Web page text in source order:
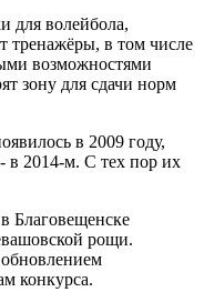
для волейбола,
тренажёры, в том числе
возможностями
зону для сдачи норм
в 2009 году,
в 2014-м. С тех пор их
Благовещенске
рощи.
конкурса.